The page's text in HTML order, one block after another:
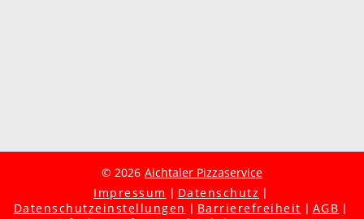
© 2026 Aichtaler Pizzaservice
Impressum
Datenschutz
Datenschutzeinstellungen
Barrierefreiheit
AGB